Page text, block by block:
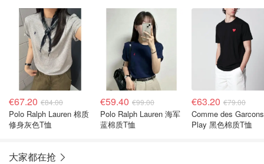
€67.20 €84.00
Polo Ralph Lauren 棉质
修身灰色T恤
€59.40 €99.00
Polo Ralph Lauren 海军
蓝棉质T恤
€63.20 €79.00
Comme des Garcons
Play 黑色棉质T恤
大家都在抢